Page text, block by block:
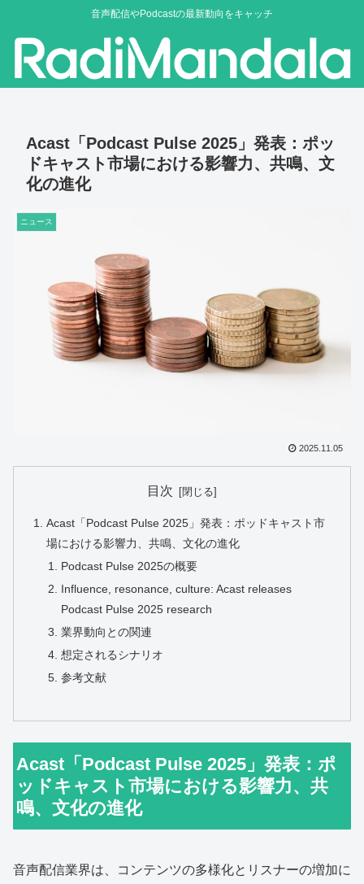
音声配信やPodcastの最新動向をキャッチ
Acast「Podcast Pulse 2025」発表：ポッ
ドキャスト市場における影響力、共鳴、文
化の進化
ニュース
2025.11.05
目次
Acast「Podcast Pulse 2025」発表：ポッドキャスト市
場における影響力、共鳴、文化の進化
Podcast Pulse 2025の概要
Influence, resonance, culture: Acast releases
Podcast Pulse 2025 research
業界動向との関連
想定されるシナリオ
参考文献
Acast「Podcast Pulse 2025」発表：ポ
ッドキャスト市場における影響力、共
鳴、文化の進化
音声配信業界は、コンテンツの多様化とリスナーの増加に